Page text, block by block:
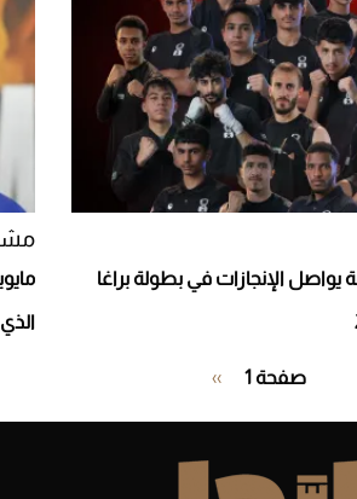
يواصل الإنجازات في بطولة براغا
صفحة 1
الصفحة
››